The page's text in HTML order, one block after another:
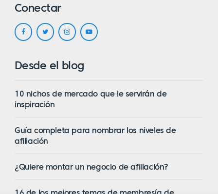
Conectar
Desde el blog
10 nichos de mercado que le servirán de
inspiración
Guía completa para nombrar los niveles de
afiliación
¿Quiere montar un negocio de afiliación?